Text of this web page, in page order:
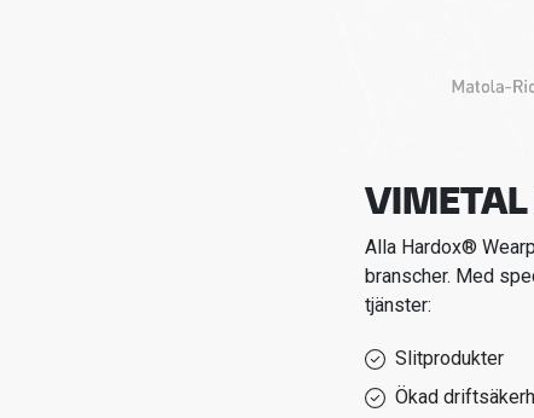
Alla Hardox®
branscher. Med
tjänster:
Slitprodukter
Ökad